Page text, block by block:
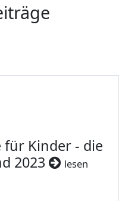
für Kinder - die
2023
lesen